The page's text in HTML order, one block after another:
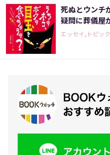
死ぬとウンチ
疑問に葬儀屋
エッセイ,トピッ